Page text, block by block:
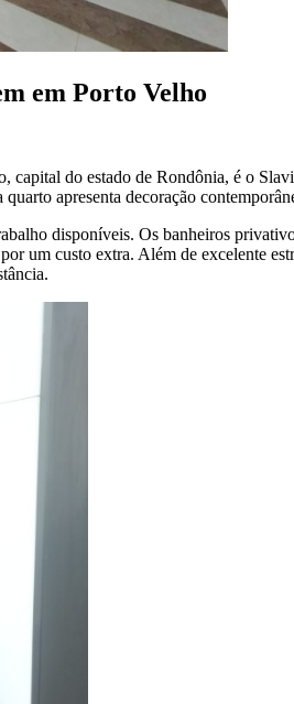
em Porto Velho
do estado de Rondônia, é o
apresenta decoração
disponíveis. Os banheiros
um custo extra. Além de excelente